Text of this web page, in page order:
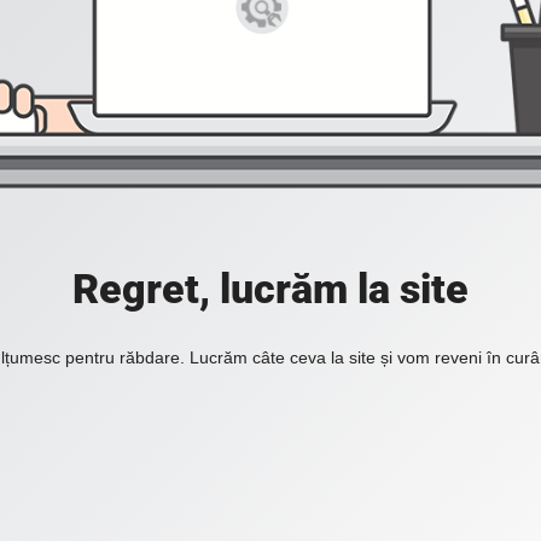
Regret, lucrăm la site
pentru răbdare. Lucrăm câte ceva la site și vom reveni în